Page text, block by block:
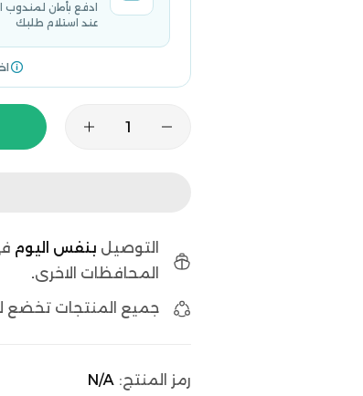
ادفع بأمان لمندوب
عند استلام طلبك
التوصيل بنفس اليوم
المحافظات الاخرى.
جميع المنتجات تخضع
رمز المنتج: N/A